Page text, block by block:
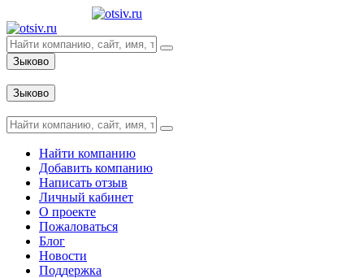
Зыково
Зыково
Найти компанию
Добавить компанию
Написать отзыв
Личный кабинет
О проекте
Пожаловаться
Блог
Новости
Поддержка